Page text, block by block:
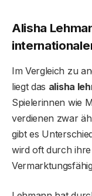
Alisha
Im Vergleich zu
liegt das alisha
Spielerinnen wie
verdienen zwar
gibt es
wird oft durch